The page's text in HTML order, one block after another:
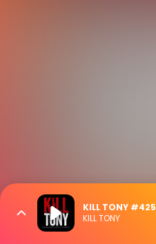
KILL TONY #425
KILL TONY